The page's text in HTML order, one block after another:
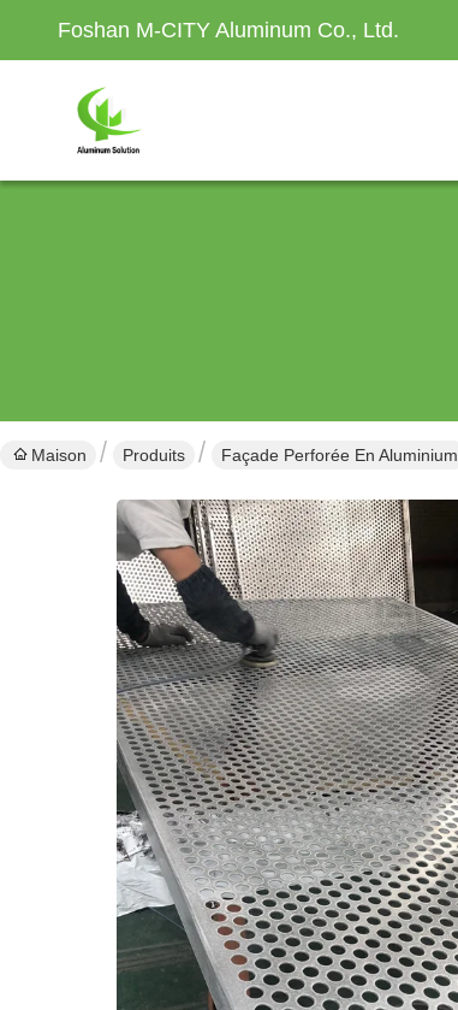
Foshan M-CITY Aluminum Co., Ltd.
Maison Produits Façade Perforée En Aluminium